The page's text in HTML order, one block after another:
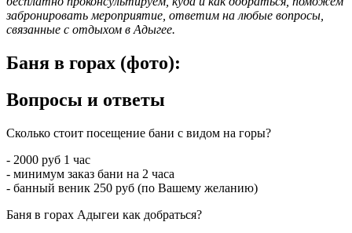
забронировать мероприятие, ответим на любые вопросы,
связанные с отдыхом в Адыгее.
Баня в горах (фото):
Вопросы и ответы
Сколько стоит посещение бани с видом на горы?
- 2000 руб 1 час
- минимум заказ бани на 2 часа
- банный веник 250 руб (по Вашему желанию)
Баня в горах Адыгеи как добраться?